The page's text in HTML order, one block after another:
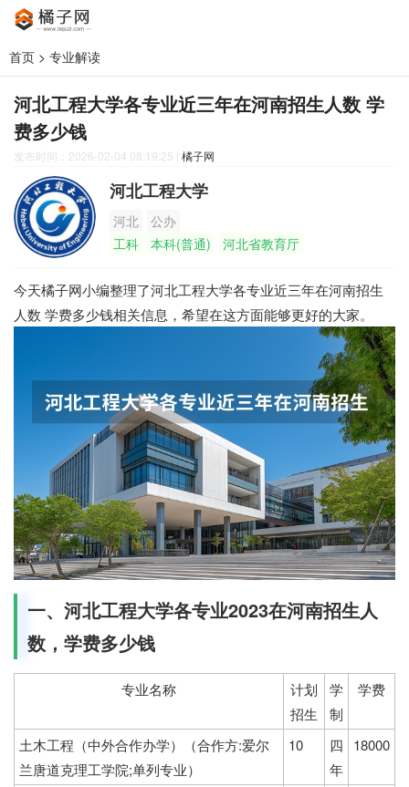
首页 > 专业解读
河北工程大学各专业近三年在河南招生人数 学
费多少钱
发布时间：2026-02-04 08:19:25 | 橘子网
河北工程大学
河北
公办
工科
本科(普通) 河北省教育厅
今天橘子网小编整理了河北工程大学各专业近三年在河南招生
人数 学费多少钱相关信息，希望在这方面能够更好的大家。
一、河北工程大学各专业2023在河南招生人
数，学费多少钱
专业名称
计划
招生
学
制
学费
土木工程（中外合作办学）（合作方:爱尔
兰唐道克理工学院;单列专业）
10
四
年
18000